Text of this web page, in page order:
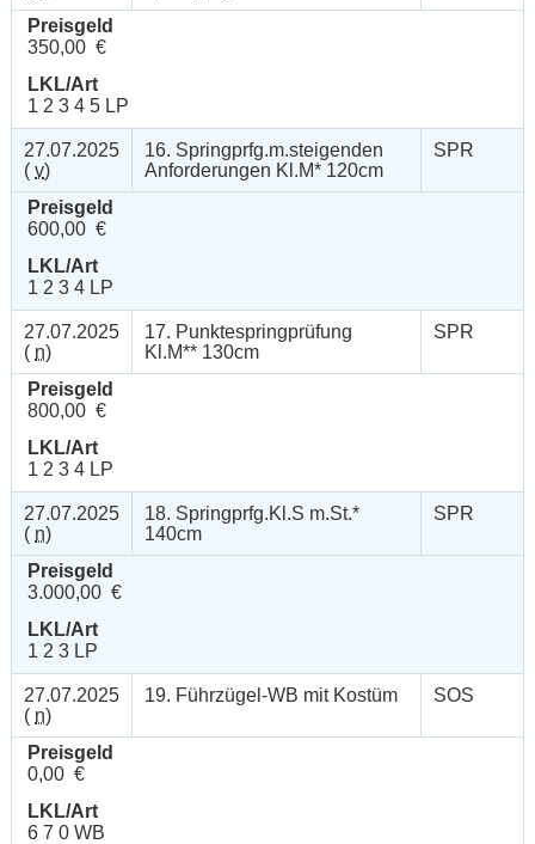
Preisgeld
350,00 €
LKL/Art
1 2 3 4 5 LP
27.07.2025
( v)
16. Springprfg.m.steigenden
Anforderungen Kl.M* 120cm
SPR
Preisgeld
600,00 €
LKL/Art
1 2 3 4 LP
27.07.2025
( n)
17. Punktespringprüfung
Kl.M** 130cm
SPR
Preisgeld
800,00 €
LKL/Art
1 2 3 4 LP
27.07.2025
( n)
18. Springprfg.Kl.S m.St.*
140cm
SPR
Preisgeld
3.000,00 €
LKL/Art
1 2 3 LP
27.07.2025
( n)
19. Führzügel-WB mit Kostüm SOS
Preisgeld
0,00 €
LKL/Art
6 7 0 WB